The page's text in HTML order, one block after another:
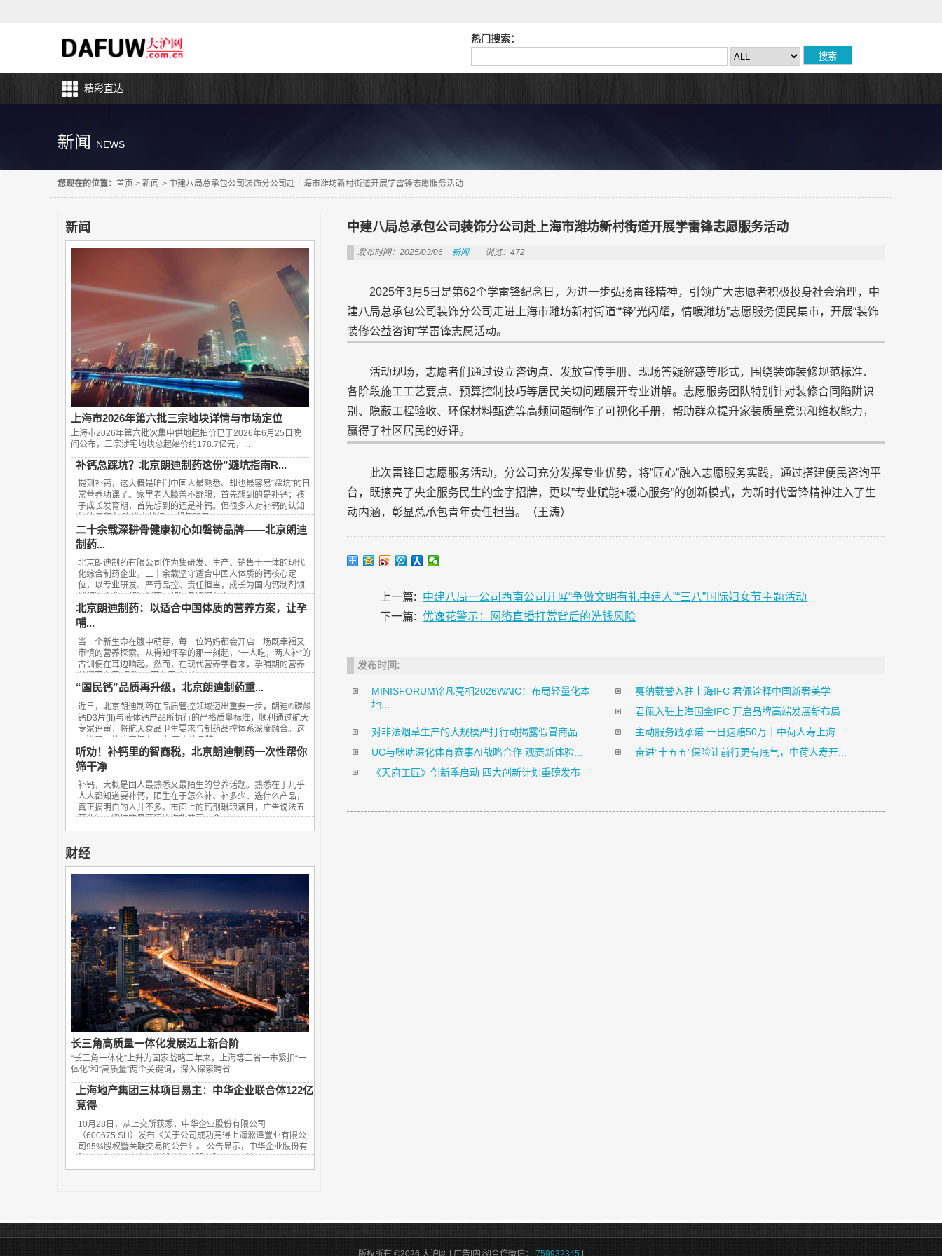
热门搜索：
精彩直达
新闻 NEWS
您现在的位置： 首页 > 新闻 > 中建八局总承包公司装饰分公司赴上海市潍坊新村街道开展学雷锋志愿服务活动
新闻
上海市2026年第六批三宗地块详情与市场定位
上海市2026年第六批次集中供地起拍价已于2026年6月25日晚
间公布，‌三宗涉宅地块总起始价约178.7亿元‌，...
补钙总踩坑？北京朗迪制药这份”避坑指南R...
提到补钙，这大概是咱们中国人最熟悉、却也最容易“踩坑”的日
常营养功课了。家里老人膝盖不舒服，首先想到的是补钙；孩
子成长发育期，首先想到的还是补钙。但很多人对补钙的认知
往往停留在“吃进去就行”，却忽略了...
二十余载深耕骨健康初心如磐铸品牌——北京朗迪
制药...
北京朗迪制药有限公司作为集研发、生产、销售于一体的现代
化综合制药企业，二十余载坚守适合中国人体质的钙核心定
位，以专业研发、严苛品控、责任担当，成长为国内钙制剂领
域领军企业，朗迪制药、朗迪品牌深入人...
北京朗迪制药：以适合中国体质的营养方案，让孕
哺...
当一个新生命在腹中萌芽，每一位妈妈都会开启一场既幸福又
审慎的营养探索。从得知怀孕的那一刻起，“一人吃，两人补”的
古训便在耳边响起。然而，在现代营养学看来，孕哺期的营养
关键不在于“多吃”，而在于“补对”。...
“国民钙”品质再升级，北京朗迪制药重...
近日，北京朗迪制药在品质管控领域迈出重要一步，朗迪®碳酸
钙D3片(II)与液体钙产品所执行的严格质量标准，顺利通过航天
专家评审，将航天食品卫生要求与制药品控体系深度融合。这
一进展，让这家拥有23年历史的品牌...
听劝！补钙里的智商税，北京朗迪制药一次性帮你
筛干净
补钙，大概是国人最熟悉又最陌生的营养话题。熟悉在于几乎
人人都知道要补钙，陌生在于怎么补、补多少、选什么产品，
真正搞明白的人并不多。市面上的钙剂琳琅满目，广告说法五
花八门，踩坑的概率远比你想的高。今...
财经
长三角高质量一体化发展迈上新台阶
“长三角一体化”上升为国家战略三年来，上海等三省一市紧扣“一
体化”和“高质量”两个关键词，深入探索跨省...
上海地产集团三林项目易主：中华企业联合体122亿
竞得
10月28日，从上交所获悉，中华企业股份有限公司
（600675.SH）发布《关于公司成功竞得上海淞泽置业有限公
司95%股权暨关联交易的公告》。 公告显示，中华企业股份有
限公司与关联方上海世博土地控股有限公司（简...
中建八局总承包公司装饰分公司赴上海市潍坊新村街道开展学雷锋志愿服务活动
发布时间：2025/03/06 新闻 浏览：472
2025年3月5日是第62个学雷锋纪念日，为进一步弘扬雷锋精神，引领广大志愿者积极投身社会治理，中
建八局总承包公司装饰分公司走进上海市潍坊新村街道“‘锋’光闪耀，情暖潍坊”志愿服务便民集市，开展“装饰
装修公益咨询”学雷锋志愿活动。
活动现场，志愿者们通过设立咨询点、发放宣传手册、现场答疑解惑等形式，围绕装饰装修规范标准、
各阶段施工工艺要点、预算控制技巧等居民关切问题展开专业讲解。志愿服务团队特别针对装修合同陷阱识
别、隐蔽工程验收、环保材料甄选等高频问题制作了可视化手册，帮助群众提升家装质量意识和维权能力，
赢得了社区居民的好评。
此次雷锋日志愿服务活动，分公司充分发挥专业优势，将”匠心”融入志愿服务实践，通过搭建便民咨询平
台，既擦亮了央企服务民生的金字招牌，更以”专业赋能+暖心服务”的创新模式，为新时代雷锋精神注入了生
动内涵，彰显总承包青年责任担当。（王涛）
上一篇:
中建八局一公司西南公司开展“争做文明有礼中建人”“三八”国际妇女节主题活动
下一篇:
优逸花警示：网络直播打赏背后的洗钱风险
发布时间:
MINISFORUM铭凡亮相2026WAIC：布局轻量化本
地...
戛纳载誉入驻上海IFC 君佩诠释中国新奢美学
君佩入驻上海国金IFC 开启品牌高端发展新布局
对非法烟草生产的大规模严打行动揭露假冒商品
主动服务践承诺 一日速赔50万｜中荷人寿上海...
UC与咪咕深化体育赛事AI战略合作 观赛新体验...
奋进“十五五”保险让前行更有底气，中荷人寿开...
《天府工匠》创新季启动 四大创新计划重磅发布